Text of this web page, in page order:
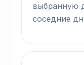
выбранную
соседние